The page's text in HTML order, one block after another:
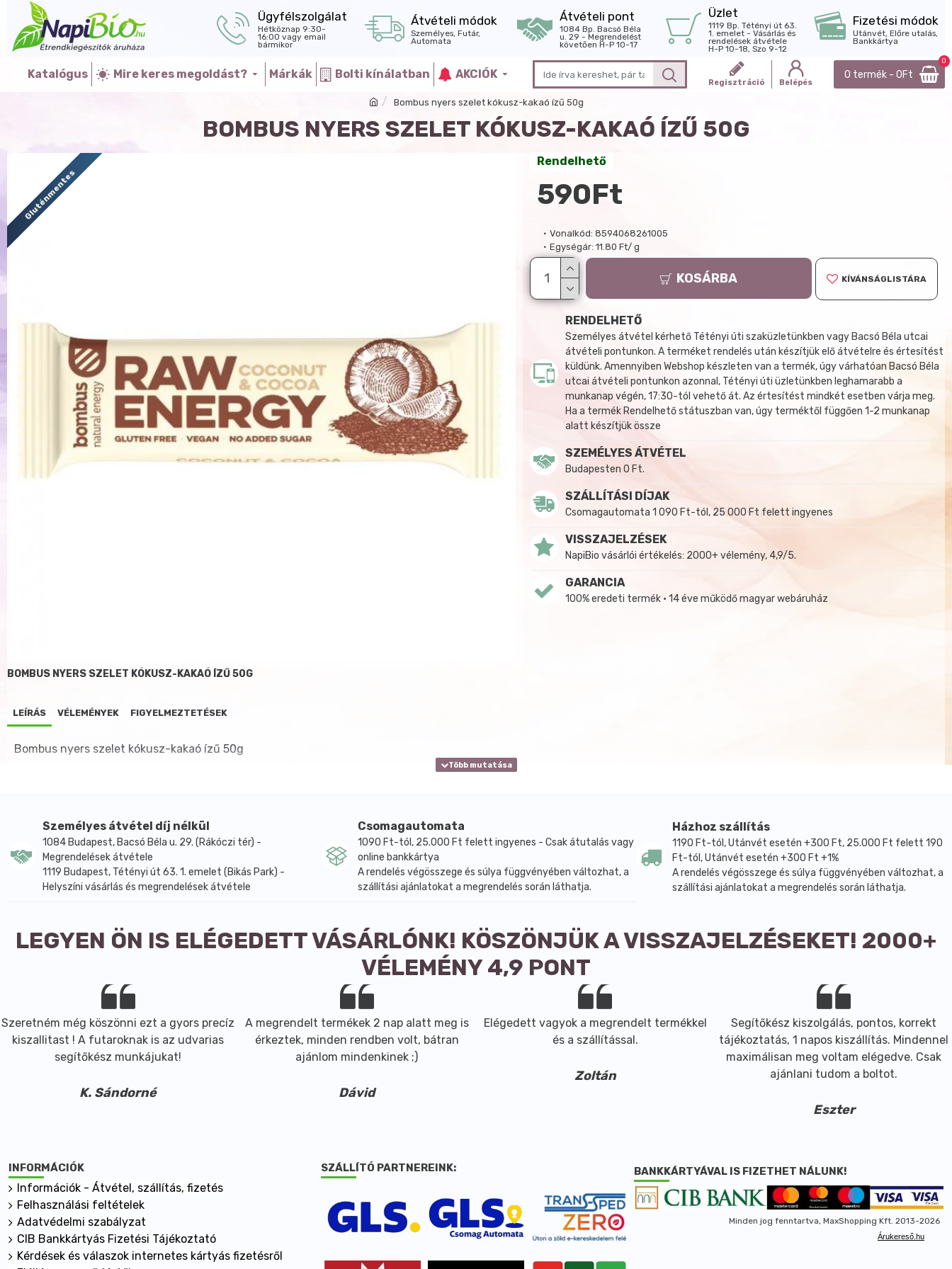
Ügyfélszolgálat
Hétköznap 9:30-
16:00 vagy email
bármikor
Átvételi módok
Személyes, Futár,
Automata
Átvételi pont
1084 Bp. Bacsó Béla
u. 29 - Megrendelést
követően H-P 10-17
Üzlet
1119 Bp. Tétényi út 63.
1. emelet - Vásárlás és
rendelések átvétele
H-P 10-18, Szo 9-12
Fizetési módok
Utánvét, Előre utalás,
Bankkártya
Katalógus Mire keres megoldást? Márkák Bolti kínálatban AKCIÓK
Regisztráció Belépés
0 termék - 0Ft
0
Bombus nyers szelet kókusz-kakaó ízű 50g
BOMBUS NYERS SZELET KÓKUSZ-KAKAÓ ÍZŰ 50G
Gluténmentes
Vonalkód: 8594068261005
Egységár: 11.80 Ft/ g
Rendelhető
590Ft
KOSÁRBA KÍVÁNSÁGLISTÁRA
RENDELHETŐ
Személyes átvétel kérhető Tétényi úti szaküzletünkben vagy Bacsó Béla utcai
átvételi pontunkon. A terméket rendelés után készítjük elő átvételre és értesítést
küldünk. Amennyiben Webshop készleten van a termék, úgy várhatóan Bacsó Béla
utcai átvételi pontunkon azonnal, Tétényi úti üzletünkben leghamarabb a
munkanap végén, 17:30-tól vehető át. Az értesítést mindkét esetben várja meg.
Ha a termék Rendelhető státuszban van, úgy terméktől függően 1-2 munkanap
alatt készítjük össze
SZEMÉLYES ÁTVÉTEL
Budapesten 0 Ft.
SZÁLLÍTÁSI DÍJAK
Csomagautomata 1 090 Ft-tól, 25 000 Ft felett ingyenes
VISSZAJELZÉSEK
NapiBio vásárlói értékelés: 2000+ vélemény, 4,9/5.
GARANCIA
100% eredeti termék • 14 éve működő magyar webáruház
BOMBUS NYERS SZELET KÓKUSZ-KAKAÓ ÍZŰ 50G
LEÍRÁS VÉLEMÉNYEK FIGYELMEZTETÉSEK
Bombus nyers szelet kókusz-kakaó ízű 50g
Személyes átvétel díj nélkül
1084 Budapest, Bacsó Béla u. 29. (Rákóczi tér) -
Megrendelések átvétele
1119 Budapest, Tétényi út 63. 1. emelet (Bikás Park) -
Helyszíni vásárlás és megrendelések átvétele
Csomagautomata
1090 Ft-tól, 25.000 Ft felett ingyenes - Csak átutalás vagy
online bankkártya
A rendelés végösszege és súlya függvényében változhat, a
szállítási ajánlatokat a megrendelés során láthatja.
Házhoz szállítás
1190 Ft-tól, Utánvét esetén +300 Ft, 25.000 Ft felett 190
Ft-tól, Utánvét esetén +300 Ft +1%
A rendelés végösszege és súlya függvényében változhat, a
szállítási ajánlatokat a megrendelés során láthatja.
LEGYEN ÖN IS ELÉGEDETT VÁSÁRLÓNK! KÖSZÖNJÜK A VISSZAJELZÉSEKET! 2000+
VÉLEMÉNY 4,9 PONT
Szeretném még köszönni ezt a gyors precíz
kiszallitast ! A futaroknak is az udvarias
segítőkész munkájukat!
K. Sándorné
A megrendelt termékek 2 nap alatt meg is
érkeztek, minden rendben volt, bátran
ajánlom mindenkinek ;)
Dávid
Elégedett vagyok a megrendelt termékkel
és a szállítással.
Zoltán
Segítőkész kiszolgálás, pontos, korrekt
tájékoztatás, 1 napos kiszállítás. Mindennel
maximálisan meg voltam elégedve. Csak
ajánlani tudom a boltot.
Eszter
INFORMÁCIÓK
Információk - Átvétel, szállítás, fizetés
Felhasználási feltételek
Adatvédelmi szabályzat
CIB Bankkártyás Fizetési Tájékoztató
Kérdések és válaszok internetes kártyás fizetésről
SZÁLLÍTÓ PARTNEREINK: BANKKÁRTYÁVAL IS FIZETHET NÁLUNK!
Minden jog fenntartva, MaxShopping Kft. 2013-2026
Árukereső.hu